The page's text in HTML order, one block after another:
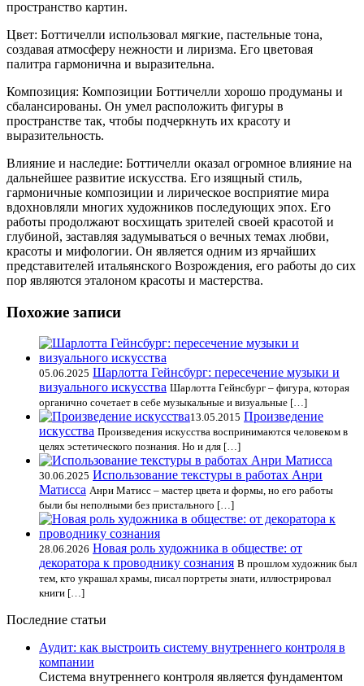
пространство картин.
Цвет: Боттичелли использовал мягкие, пастельные тона,
создавая атмосферу нежности и лиризма. Его цветовая
палитра гармонична и выразительна.
Композиция: Композиции Боттичелли хорошо продуманы и
сбалансированы. Он умел расположить фигуры в
пространстве так, чтобы подчеркнуть их красоту и
выразительность.
Влияние и наследие: Боттичелли оказал огромное влияние на
дальнейшее развитие искусства. Его изящный стиль,
гармоничные композиции и лирическое восприятие мира
вдохновляли многих художников последующих эпох. Его
работы продолжают восхищать зрителей своей красотой и
глубиной, заставляя задумываться о вечных темах любви,
красоты и мифологии. Он является одним из ярчайших
представителей итальянского Возрождения, его работы до сих
пор являются эталоном красоты и мастерства.
Похожие записи
05.06.2025 Шарлотта Гейнсбург: пересечение музыки и
визуального искусства Шарлотта Гейнсбург – фигура, которая
органично сочетает в себе музыкальные и визуальные […]
13.05.2015 Произведение
искусства Произведения искусства воспринимаются человеком в
целях эстетического познания. Но и для […]
30.06.2025 Использование текстуры в работах Анри
Матисса Анри Матисс – мастер цвета и формы, но его работы
были бы неполными без пристального […]
28.06.2026 Новая роль художника в обществе: от
декоратора к проводнику сознания В прошлом художник был
тем, кто украшал храмы, писал портреты знати, иллюстрировал
книги […]
Последние статьи
Аудит: как выстроить систему внутреннего контроля в
компании
Система внутреннего контроля является фундаментом